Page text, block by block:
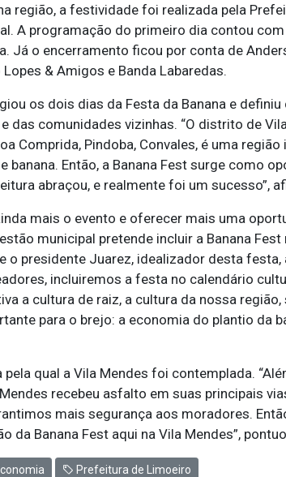
região, a festividade foi realizada pela
A programação do primeiro dia contou
Já o encerramento ficou por conta de
& Amigos e Banda Labaredas.
os dois dias da Festa da Banana e
das comunidades vizinhas. “O distrito de
Comprida, Pindoba, Convales, é uma
banana. Então, a Banana Fest surge como
abraçou, e realmente foi um sucesso”,
mais o evento e oferecer mais uma
municipal pretende incluir a Banana
o presidente Juarez, idealizador desta
incluiremos a festa no calendário
a cultura de raiz, a cultura da nossa
para o brejo: a economia do plantio da
qual a Vila Mendes foi contemplada.
recebeu asfalto em suas principais
mais segurança aos moradores.
da Banana Fest aqui na Vila Mendes”,
Prefeitura de Limoeiro